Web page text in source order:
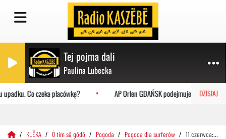
Tej pojma dali
Paulina Lubecka
DZISIAJ
Co czeka placówkę? AP Orlen GDAŃSK podejmuje Uniwersytet
KLËKA Ò tim sã gôdô Pogoda Pogoda dla surferów 11 czerwca: Z wiatrem 4 Bf. Atrakcje i pogoda w Jastarni